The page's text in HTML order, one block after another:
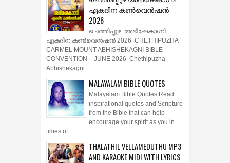
ഏകദിന കൺവെൻഷൻ
2026
ചെത്തിപ്പുഴ അഭിഷേകാഗ്നി
ഏകദിന കൺവെൻഷൻ 2026 CHETHIPUZHA
CARMEL MOUNT ABHISHEKAGNI BIBLE
CONVENTION - JUNE 2026 Chethipuzha
Abhishekagni ...
MALAYALAM BIBLE QUOTES
Malayalam Bible Quotes Read
inspirational quotes and Scripture
from the Bible that can help
encourage your spirit as you in
times of...
THALATHIL VELLAMEDUTHU MP3
AND KARAOKE MIDI WITH LYRICS